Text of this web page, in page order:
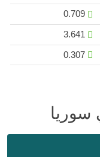
0.709
0.307
سوريا